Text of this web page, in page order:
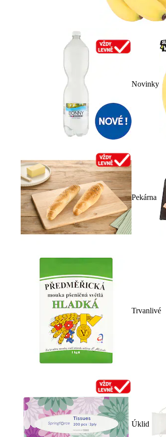
Novinky
Pekárna
Trvanlivé
Úklid